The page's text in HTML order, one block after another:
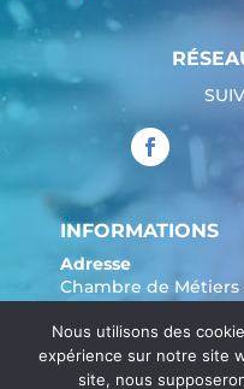
INFORMATIONS
Adresse
Chambre de Métiers
904 Avenue Marechal
30908 Nîmes
Tél. :04 66 62 80 00
Nous utilisons des
expérience sur notre site
site, nous